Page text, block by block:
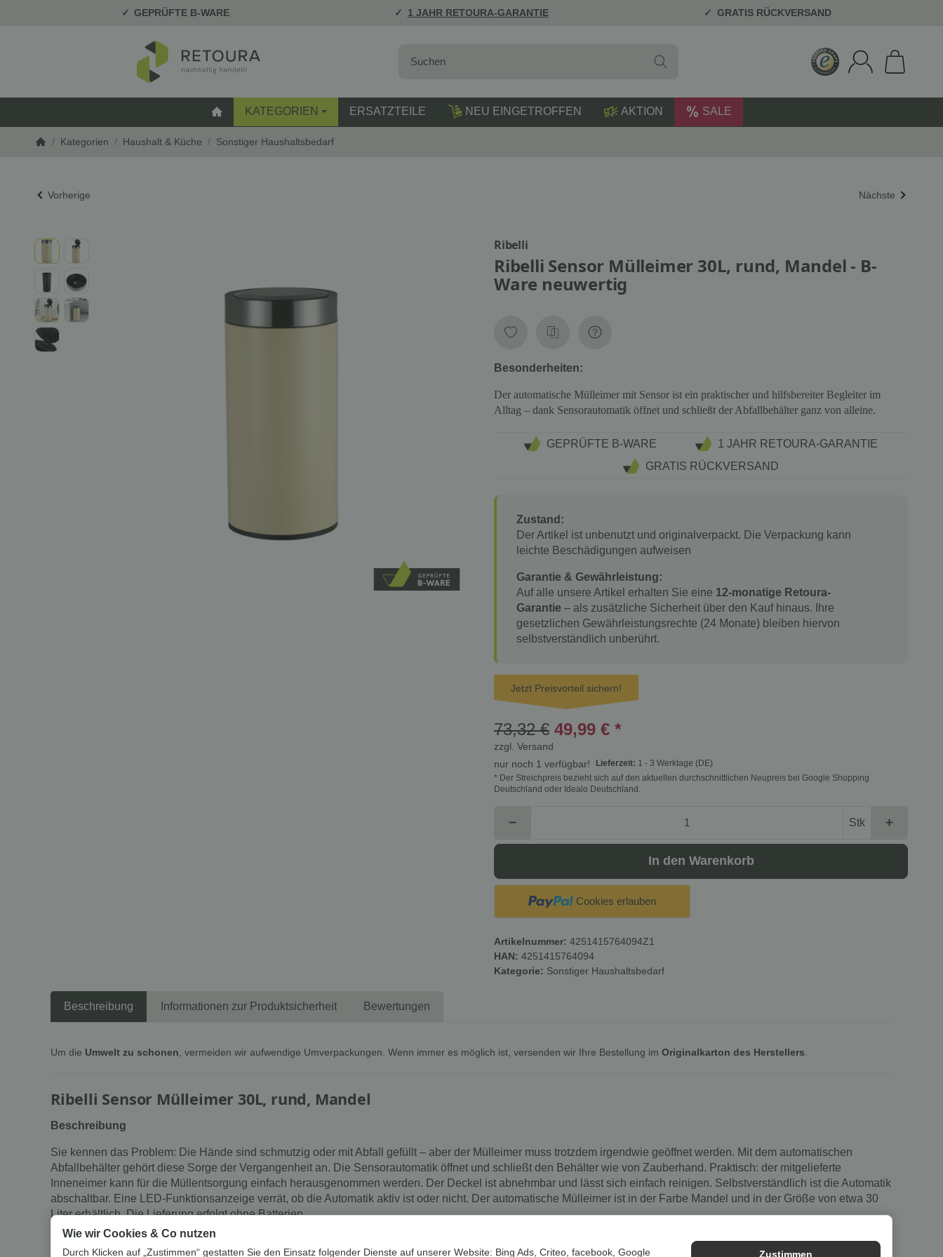
GEPRÜFTE B-WARE 1 JAHR RETOURA-GARANTIE GRATIS RÜCKVERSAND
STARTSEITE
KATEGORIEN ERSATZTEILE NEU EINGETROFFEN AKTION SALE
/ Kategorien / Haushalt & Küche / Sonstiger Haushaltsbedarf
Vorherige Nächste
Ribelli
Ribelli Sensor Mülleimer 30L, rund, Mandel - B-
Ware neuwertig
Besonderheiten:
Der automatische Mülleimer mit Sensor ist ein praktischer und hilfsbereiter Begleiter im
Alltag – dank Sensorautomatik öffnet und schließt der Abfallbehälter ganz von alleine.
GEPRÜFTE B-WARE
1 JAHR RETOURA-GARANTIE
GRATIS RÜCKVERSAND
Zustand:
Der Artikel ist unbenutzt und originalverpackt. Die Verpackung kann
leichte Beschädigungen aufweisen
Garantie & Gewährleistung:
Auf alle unsere Artikel erhalten Sie eine 12-monatige Retoura-
Garantie – als zusätzliche Sicherheit über den Kauf hinaus. Ihre
gesetzlichen Gewährleistungsrechte (24 Monate) bleiben hiervon
selbstverständlich unberührt.
Jetzt Preisvorteil sichern!
73,32 € 49,99 € *
zzgl. Versand
nur noch 1 verfügbar!
Lieferzeit: 1 - 3 Werktage (DE)
* Der Streichpreis bezieht sich auf den aktuellen durchschnittlichen Neupreis bei Google Shopping
Deutschland oder Idealo Deutschland.
Stk
In den Warenkorb
Cookies erlauben
Artikelnummer: 4251415764094Z1
HAN: 4251415764094
Kategorie: Sonstiger Haushaltsbedarf
Beschreibung Informationen zur Produktsicherheit Bewertungen
Um die Umwelt zu schonen , vermeiden wir aufwendige Umverpackungen. Wenn immer es möglich ist, versenden wir Ihre Bestellung im Originalkarton des Herstellers
Ribelli Sensor Mülleimer 30L, rund, Mandel
Beschreibung
Sie kennen das Problem: Die Hände sind schmutzig oder mit Abfall gefüllt – aber der Mülleimer muss trotzdem irgendwie geöffnet werden. Mit dem automatischen
Abfallbehälter gehört diese Sorge der Vergangenheit an. Die Sensorautomatik öffnet und schließt den Behälter wie von Zauberhand. Praktisch: der mitgelieferte
Inneneimer kann für die Müllentsorgung einfach herausgenommen werden. Der Deckel ist abnehmbar und lässt sich einfach reinigen. Selbstverständlich ist die Automatik
abschaltbar. Eine LED-Funktionsanzeige verrät, ob die Automatik aktiv ist oder nicht. Der automatische Mülleimer ist in der Farbe Mandel und in der Größe von etwa 30
Liter erhältlich. Die Lieferung erfolgt ohne Batterien.
Lieferumfang
Zustimmen
Wie wir Cookies & Co nutzen
Durch Klicken auf „Zustimmen“ gestatten Sie den Einsatz folgender Dienste auf unserer Website: Bing Ads, Criteo, facebook, Google